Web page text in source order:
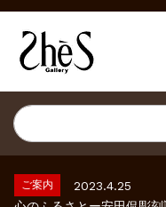
ご案内
2023.2.25
ギャラリーシーズ「秋の
砂澤ビッキ展 －砂澤ビッ
ご案内
2023.4.25
ご案内
2023.2.25